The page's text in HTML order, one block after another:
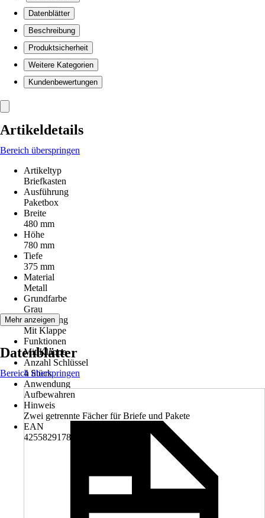
Datenblätter
Beschreibung
Produktsicherheit
Weitere Kategorien
Kundenbewertungen
Artikeldetails
Bereich überspringen
Artikeltyp
Briefkasten
Ausführung
Paketbox
Breite
480 mm
Höhe
780 mm
Tiefe
375 mm
Material
Metall
Grundfarbe
Grau
Ausstattung
Mit Klappe
Funktionen
Mit Klappe
Anzahl Schlüssel
4 Stück
Anwendung
Aufbewahren
Hinweis
Zwei getrennte Fächer für Briefe und Pakete
EAN
4255829178829
Mehr anzeigen
Datenblätter
Bereich überspringen